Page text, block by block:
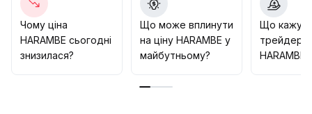
можливості
Рекомендуємо гнучко формувати позиції
невеликими партіями навколо ключових зон
підтримки (орієнтир - попередній мінімум) та опору
контролювати фіксацію прибутку та обмеження
Чому ціна
HARAMBE сьогодні
знизилася?
Що може вплинути
на ціну HARAMBE у
майбутньому?
Що
трейдери
HARAMBE?